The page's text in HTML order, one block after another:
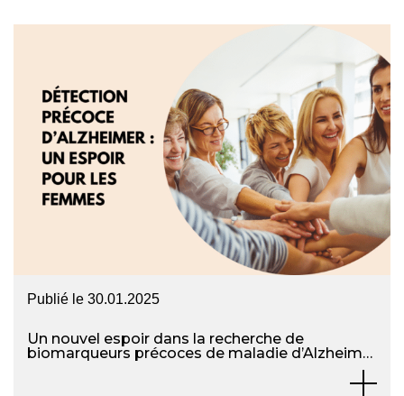
Publié le 30.01.2025
Un nouvel espoir dans la recherche de
biomarqueurs précoces de maladie d’Alzheimer